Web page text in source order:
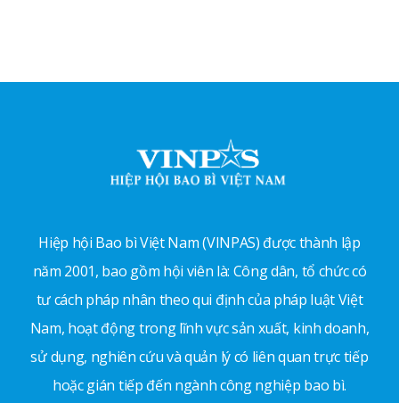
Hiệp hội Bao bì Việt Nam (VINPAS) được thành lập
năm 2001, bao gồm hội viên là: Công dân, tổ chức có
tư cách pháp nhân theo qui định của pháp luật Việt
Nam, hoạt động trong lĩnh vực sản xuất, kinh doanh,
sử dụng, nghiên cứu và quản lý có liên quan trực tiếp
hoặc gián tiếp đến ngành công nghiệp bao bì.